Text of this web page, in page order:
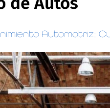
Automotriz: